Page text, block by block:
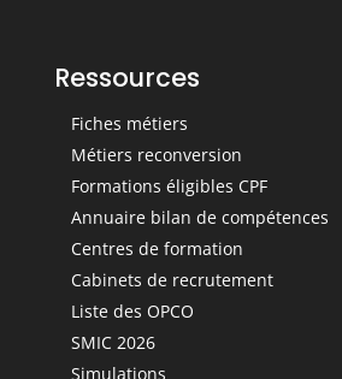
Ressources
Fiches métiers
Métiers reconversion
Formations éligibles CPF
Annuaire bilan de compétences
Centres de formation
Cabinets de recrutement
Liste des OPCO
SMIC 2026
Simulations